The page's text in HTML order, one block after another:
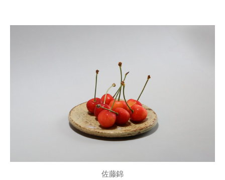
佐藤錦